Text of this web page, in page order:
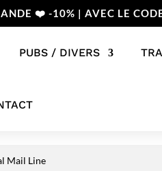
❤️ -10% | AVEC LE
PUBS / DIVERS
Mail Line